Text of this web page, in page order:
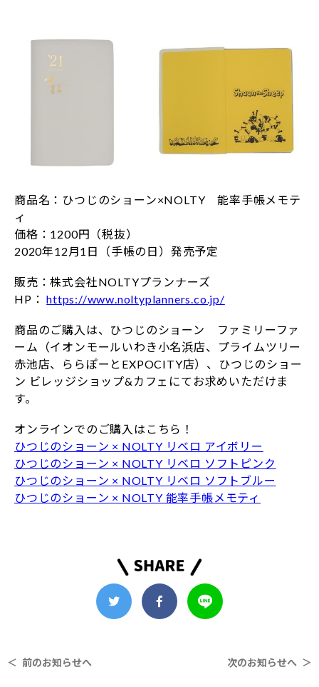
商品名：ひつじのショーン×NOLTY 能率手帳メモテ
ィ
価格：1200円（税抜）
2020年12月1日（手帳の日）発売予定
販売：株式会社NOLTYプランナーズ
HP：https://www.noltyplanners.co.jp/
商品のご購入は、ひつじのショーン ファミリーファ
ーム（イオンモールいわき小名浜店、プライムツリー
赤池店、ららぽーとEXPOCITY店）、ひつじのショー
ン ビレッジショップ&カフェにてお求めいただけま
す。
オンラインでのご購入はこちら！
ひつじのショーン × NOLTY リベロ アイボリー
ひつじのショーン × NOLTY リベロ ソフトピンク
ひつじのショーン × NOLTY リベロ ソフトブルー
ひつじのショーン × NOLTY 能率手帳メモティ
＜ 前のお知らせへ 次のお知らせへ ＞